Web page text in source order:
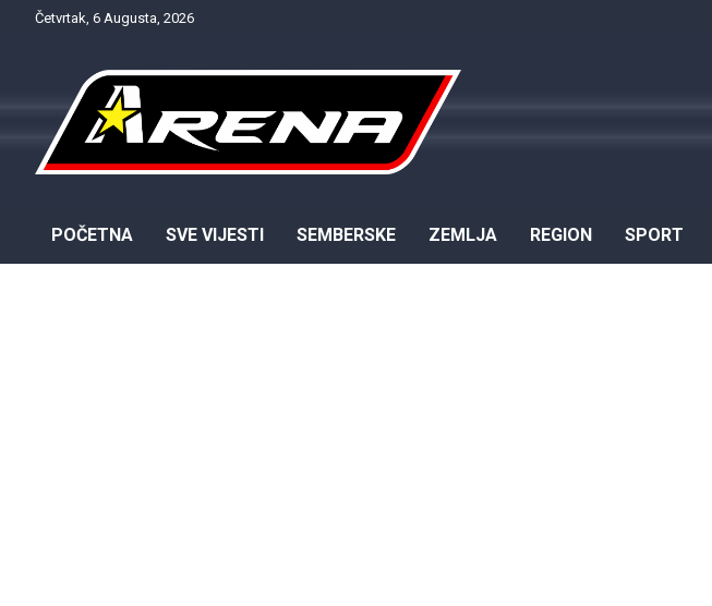
Četvrtak, 6 Augusta, 2026
POČETNA SVE VIJESTI SEMBERSKE ZEMLJA REGION SPORT